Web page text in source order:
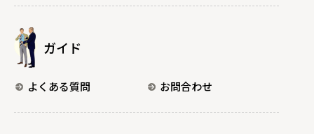
ガイド
よくある質問 お問合わせ